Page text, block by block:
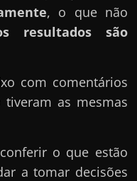
, o que não
resultados são
com comentários
as mesmas
o que estão
a tomar decisões